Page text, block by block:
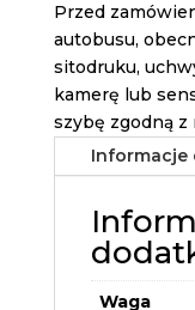
Przed
autobusu,
sitodruku,
kamerę lub
szybę zgodną z
Informacje
Waga